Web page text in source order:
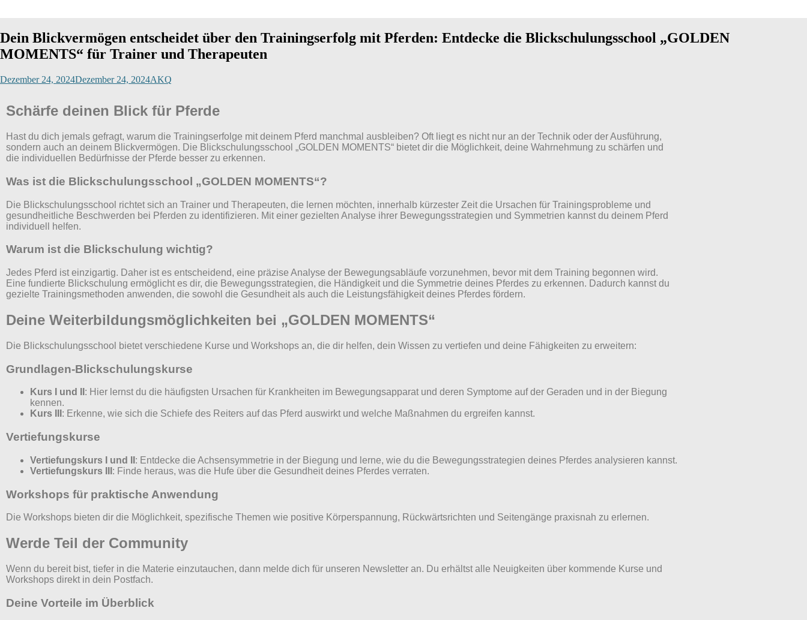
Dein Blickvermögen entscheidet über den Trainingserfolg mit Pferden: Entdecke die Blickschulungsschool „GOLDEN
MOMENTS“ für Trainer und Therapeuten
Dezember 24, 2024Dezember 24, 2024AKQ
Schärfe deinen Blick für Pferde
Hast du dich jemals gefragt, warum die Trainingserfolge mit deinem Pferd manchmal ausbleiben? Oft liegt es nicht nur an der Technik oder der Ausführung,
sondern auch an deinem Blickvermögen. Die Blickschulungsschool „GOLDEN MOMENTS“ bietet dir die Möglichkeit, deine Wahrnehmung zu schärfen und
die individuellen Bedürfnisse der Pferde besser zu erkennen.
Was ist die Blickschulungsschool „GOLDEN MOMENTS“?
Die Blickschulungsschool richtet sich an Trainer und Therapeuten, die lernen möchten, innerhalb kürzester Zeit die Ursachen für Trainingsprobleme und
gesundheitliche Beschwerden bei Pferden zu identifizieren. Mit einer gezielten Analyse ihrer Bewegungsstrategien und Symmetrien kannst du deinem Pferd
individuell helfen.
Warum ist die Blickschulung wichtig?
Jedes Pferd ist einzigartig. Daher ist es entscheidend, eine präzise Analyse der Bewegungsabläufe vorzunehmen, bevor mit dem Training begonnen wird.
Eine fundierte Blickschulung ermöglicht es dir, die Bewegungsstrategien, die Händigkeit und die Symmetrie deines Pferdes zu erkennen. Dadurch kannst du
gezielte Trainingsmethoden anwenden, die sowohl die Gesundheit als auch die Leistungsfähigkeit deines Pferdes fördern.
Deine Weiterbildungsmöglichkeiten bei „GOLDEN MOMENTS“
Die Blickschulungsschool bietet verschiedene Kurse und Workshops an, die dir helfen, dein Wissen zu vertiefen und deine Fähigkeiten zu erweitern:
Grundlagen-Blickschulungskurse
Kurs I und II : Hier lernst du die häufigsten Ursachen für Krankheiten im Bewegungsapparat und deren Symptome auf der Geraden und in der Biegung
kennen.
Kurs III : Erkenne, wie sich die Schiefe des Reiters auf das Pferd auswirkt und welche Maßnahmen du ergreifen kannst.
Vertiefungskurse
Vertiefungskurs I und II : Entdecke die Achsensymmetrie in der Biegung und lerne, wie du die Bewegungsstrategien deines Pferdes analysieren kannst.
Vertiefungskurs III : Finde heraus, was die Hufe über die Gesundheit deines Pferdes verraten.
Workshops für praktische Anwendung
Die Workshops bieten dir die Möglichkeit, spezifische Themen wie positive Körperspannung, Rückwärtsrichten und Seitengänge praxisnah zu erlernen.
Werde Teil der Community
Wenn du bereit bist, tiefer in die Materie einzutauchen, dann melde dich für unseren Newsletter an. Du erhältst alle Neuigkeiten über kommende Kurse und
Workshops direkt in dein Postfach.
Deine Vorteile im Überblick